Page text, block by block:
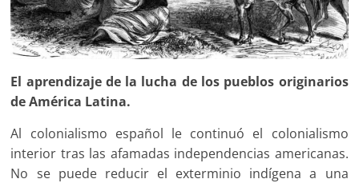
El aprendizaje de la lucha de los pueblos originarios
de América Latina.
Al colonialismo español le continuó el colonialismo
interior tras las afamadas independencias americanas.
No se puede reducir el exterminio indígena a una